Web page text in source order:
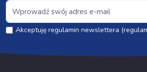
Akceptuję regulamin newslettera